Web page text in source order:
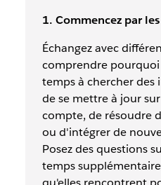
1. Commencez par
Échangez avec
comprendre pourquoi
temps à chercher des
de se mettre à jour
compte, de résoudre
ou d'intégrer de
Posez des questions
temps